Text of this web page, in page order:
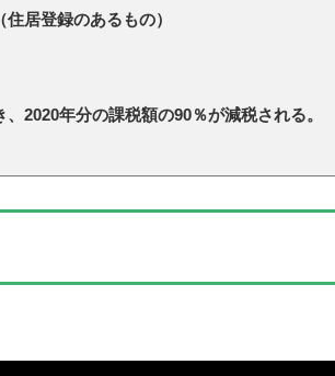
居登録のあるもの）
2020年分の課税額の90％が減税される。